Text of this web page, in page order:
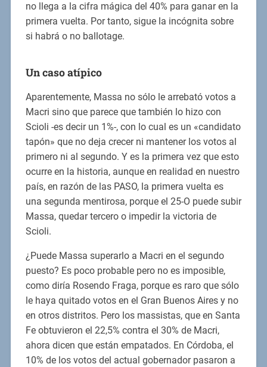
no llega a la cifra mágica del 40% para ganar en la
primera vuelta. Por tanto, sigue la incógnita sobre
si habrá o no ballotage.
Un caso atípico
Aparentemente, Massa no sólo le arrebató votos a
Macri sino que parece que también lo hizo con
Scioli -es decir un 1%-, con lo cual es un «candidato
tapón» que no deja crecer ni mantener los votos al
primero ni al segundo. Y es la primera vez que esto
ocurre en la historia, aunque en realidad en nuestro
país, en razón de las PASO, la primera vuelta es
una segunda mentirosa, porque el 25-O puede subir
Massa, quedar tercero o impedir la victoria de
Scioli.
¿Puede Massa superarlo a Macri en el segundo
puesto? Es poco probable pero no es imposible,
como diría Rosendo Fraga, porque es raro que sólo
le haya quitado votos en el Gran Buenos Aires y no
en otros distritos. Pero los massistas, que en Santa
Fe obtuvieron el 22,5% contra el 30% de Macri,
ahora dicen que están empatados. En Córdoba, el
10% de los votos del actual gobernador pasaron a